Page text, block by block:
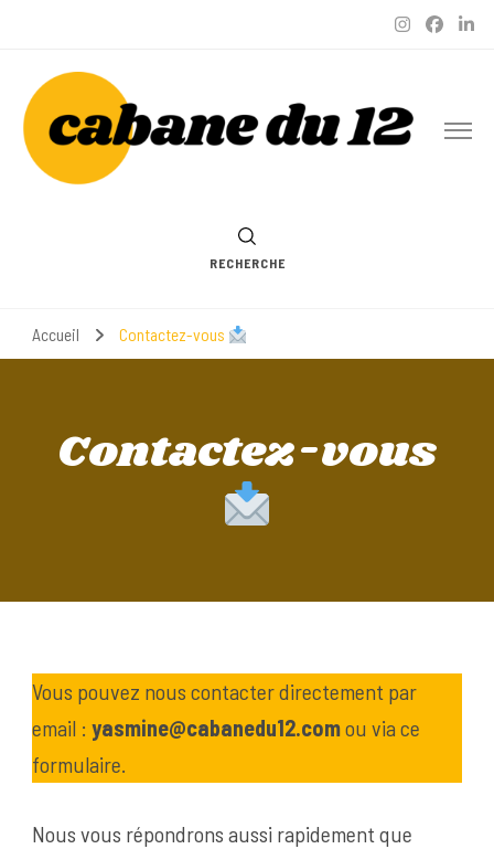
cabane
du 12
épicerie vegan, boutique à Nice et boutique en ligne (eshop)
RECHERCHE
Accueil Contactez-vous
Contactez-vous
Vous pouvez nous contacter directement par
email : yasmine@cabanedu12.comou via ce
formulaire.
Nous vous répondrons aussi rapidement que